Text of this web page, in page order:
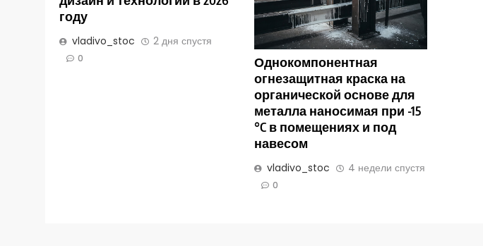
году
vladivo_stoc 2 дня спустя
0
Однокомпонентная
огнезащитная краска на
органической основе для
металла наносимая при -15
°C в помещениях и под
навесом
vladivo_stoc 4 недели спустя
0